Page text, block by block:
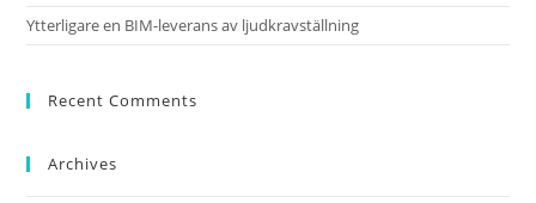
Ytterligare en BIM-leverans av ljudkravställning
Recent Comments
Archives